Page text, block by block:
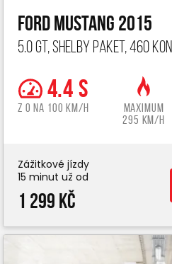
Ford Mustang 2015
5.0 GT, Shelby paket, 460 koní
4.4 s
z 0 na 100 km/h
Maximum
295 km/h
Zážitkové jízdy
15 minut už od
1 299 Kč